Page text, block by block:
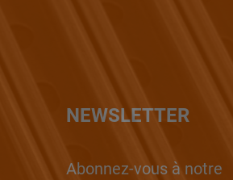
NEWSLETTER
Abonnez-vous à notre